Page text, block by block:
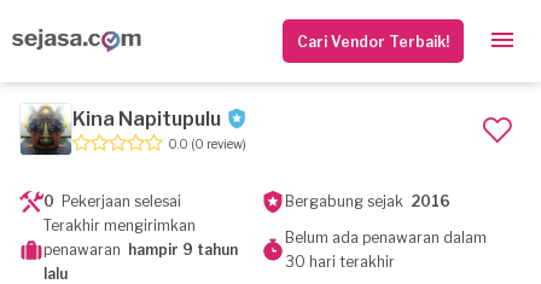
Cari Vendor Terbaik!
Kina Napitupulu
0.0 (0 review)
0 Pekerjaan selesai Bergabung sejak 2016
Terakhir mengirimkan
penawaran hampir 9 tahun
lalu
Belum ada penawaran dalam
30 hari terakhir